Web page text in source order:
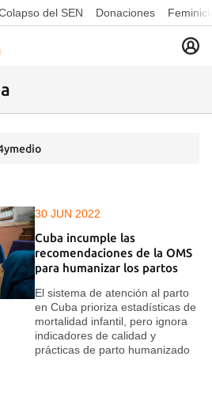
del SEN Donaciones
30 JUN 2022
Cuba incumple las
recomendaciones de la OMS
para humanizar los partos
El sistema de atención al parto
en Cuba prioriza estadísticas de
mortalidad infantil, pero ignora
indicadores de calidad y
prácticas de parto humanizado